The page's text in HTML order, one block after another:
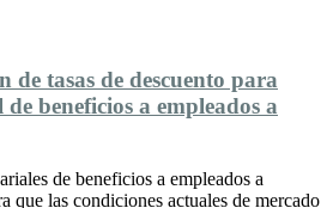
tasas de descuento para
beneficios a empleados a
de beneficios a empleados a
que las condiciones actuales de mercado